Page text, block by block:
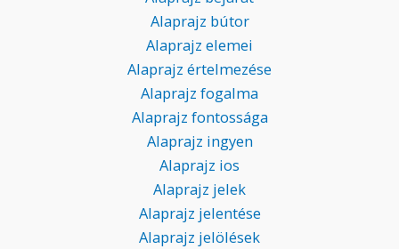
Alaprajz bútor
Alaprajz elemei
Alaprajz értelmezése
Alaprajz fogalma
Alaprajz fontossága
Alaprajz ingyen
Alaprajz ios
Alaprajz jelek
Alaprajz jelentése
Alaprajz jelölések